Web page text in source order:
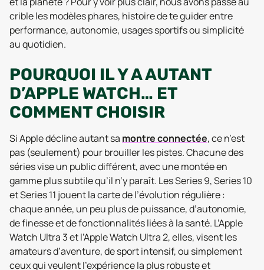
crible les modèles phares, histoire de te guider entre
performance, autonomie, usages sportifs ou simplicité
au quotidien.
POURQUOI IL Y A AUTANT
D’APPLE WATCH… ET
COMMENT CHOISIR
Si Apple décline autant sa montre connectée, ce n’est
pas (seulement) pour brouiller les pistes. Chacune des
séries vise un public différent, avec une montée en
gamme plus subtile qu’il n’y paraît. Les Series 9, Series 10
et Series 11 jouent la carte de l’évolution régulière :
chaque année, un peu plus de puissance, d’autonomie,
de finesse et de fonctionnalités liées à la santé. L’Apple
Watch Ultra 3 et l’Apple Watch Ultra 2, elles, visent les
amateurs d’aventure, de sport intensif, ou simplement
ceux qui veulent l’expérience la plus robuste et